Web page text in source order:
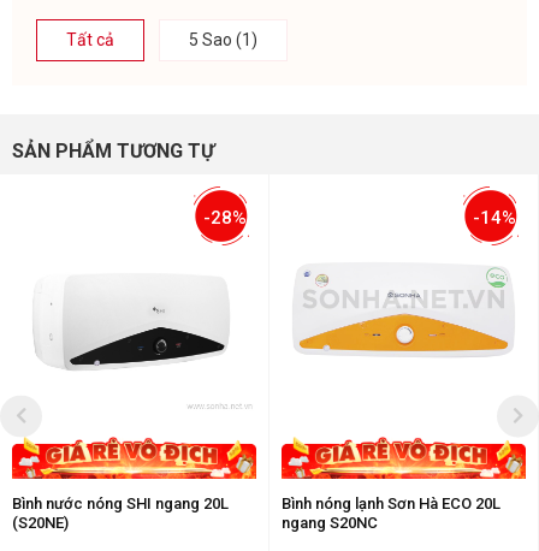
Tất cả 5 Sao (1)
SẢN PHẨM TƯƠNG TỰ
-28%
Bình nước nóng SHI ngang 20L
(S20NE)
-14%
Bình nóng lạnh Sơn Hà ECO 20L
ngang S20NC